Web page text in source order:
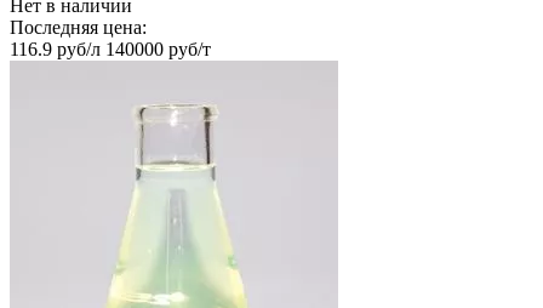
Нет в наличии
Последняя цена:
116.9 руб/л 140000 руб/т